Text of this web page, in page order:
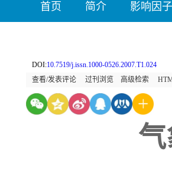
首页 简介 影响因子
DOI:10.7519/j.issn.1000-0526.2007.T1.024
查看/发表评论
过刊浏览 高级检索